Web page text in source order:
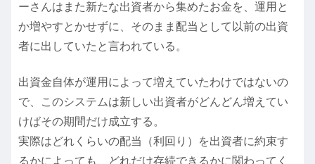
ーさんはまた新たな出資者から集めたお金を、運用と
か増やすとかせずに、そのまま配当として以前の出資
者に出していたと言われている。
出資金自体が運用によって増えていたわけではないの
で、このシステムは新しい出資者がどんどん増えてい
けばその期間だけ成立する。
実際はどれくらいの配当（利回り）を出資者に約束す
るかによっても、どれだけ存続できるかに関わってく